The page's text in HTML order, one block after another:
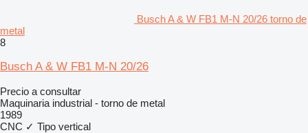
Busch A & W FB1 M-N 20/26 torno de
metal
8
Busch A & W FB1 M-N 20/26
Precio a consultar
Maquinaria industrial - torno de metal
1989
CNC ✓ Tipo vertical